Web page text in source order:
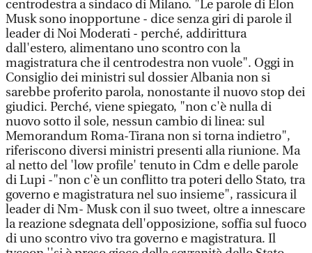
centrodestra a sindaco di Milano. "Le parole di Elon
Musk sono inopportune - dice senza giri di parole il
leader di Noi Moderati - perché, addirittura
dall'estero, alimentano uno scontro con la
magistratura che il centrodestra non vuole". Oggi in
Consiglio dei ministri sul dossier Albania non si
sarebbe proferito parola, nonostante il nuovo stop dei
giudici. Perché, viene spiegato, "non c'è nulla di
nuovo sotto il sole, nessun cambio di linea: sul
Memorandum Roma-Tirana non si torna indietro",
riferiscono diversi ministri presenti alla riunione. Ma
al netto del 'low profile' tenuto in Cdm e delle parole
di Lupi -"non c'è un conflitto tra poteri dello Stato, tra
governo e magistratura nel suo insieme", rassicura il
leader di Nm- Musk con il suo tweet, oltre a innescare
la reazione sdegnata dell'opposizione, soffia sul fuoco
di uno scontro vivo tra governo e magistratura. Il